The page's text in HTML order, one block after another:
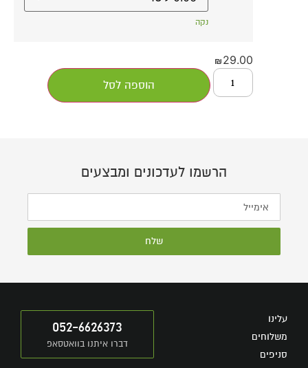
נקה
₪29.00
הוספה לסל
הרשמו לעדכונים ומבצעים
שלח
עלינו
משלוחים
סניפים
052-6626373
דברו איתנו בוואטסאפ